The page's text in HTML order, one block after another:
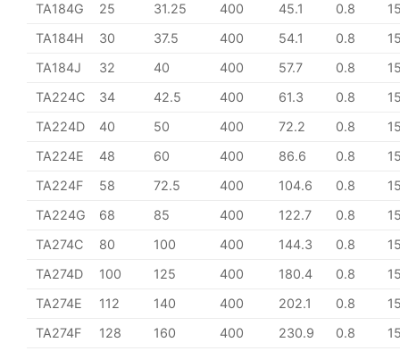
TA184G
25 31.25 400 45.1 0.8
TA184H
30 37.5 400 54.1 0.8
TA184J
32 40 400 57.7 0.8
TA224C
34 42.5 400 61.3 0.8
TA224D
40 50 400 72.2 0.8
TA224E
48 60 400 86.6 0.8
TA224F
58 72.5 400 104.6 0.8
TA224G
68 85 400 122.7 0.8
TA274C
80 100 400 144.3 0.8
TA274D
100 125 400 180.4 0.8
TA274E
112 140 400 202.1 0.8
TA274F
128 160 400 230.9 0.8